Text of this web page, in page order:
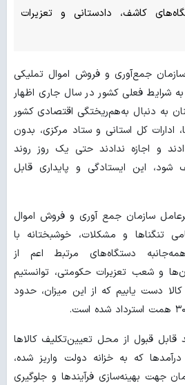
کاشف، دادستانی و تعزیرات
جمع‌آوری و فروش اموال تملیکی
به شرایط فعلی کشور در سال جاری اظهار
به دنبال به‌هم‌ریختگی اقتصادی کشور
ادارات کل استانی و ستاد مرکزی، بدون
و اجازه ندادند حتی یک روز روند
شود، این ایستادگی و پایداری قابل
سازمان جمع آوری و فروش اموال
تنگناها و مشکلات، خوشبختانه با
دستگاه‌های مرتبط اعم از
و شعب تعزیرات حکومتی، توانستیم
۵۲ همت کالا دست یابیم که از این میزان، حدود
قابل قبول از محل تعیین‌تکلیف کالاها
که به خزانه دولت واریز شده،
جهت بهینه‌سازی فرآیندها و جلوگیری